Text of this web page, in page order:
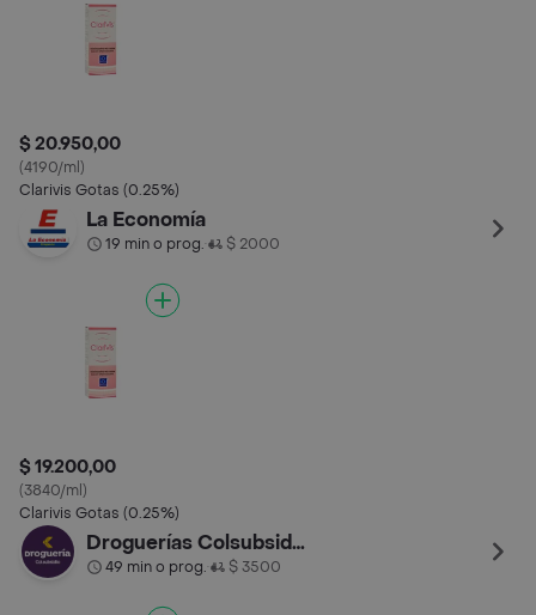
$ 20.950,00
(4190/ml)
Clarivis Gotas (0.25%)
La Economía
19 min o prog.• $ 2000
$ 19.200,00
(3840/ml)
Clarivis Gotas (0.25%)
Droguerías Colsubsidio
49 min o prog.• $ 3500